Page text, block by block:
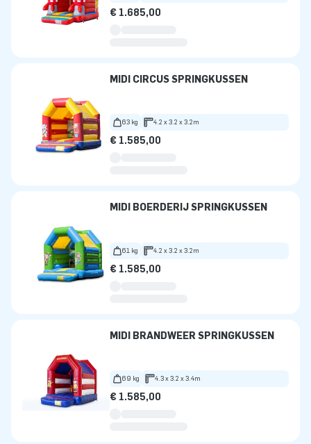
€ 1.685,00
MIDI CIRCUS SPRINGKUSSEN
63 kg 4.2 x 3.2 x 3.2m
€ 1.585,00
MIDI BOERDERIJ SPRINGKUSSEN
61 kg 4.2 x 3.2 x 3.2m
€ 1.585,00
MIDI BRANDWEER SPRINGKUSSEN
69 kg 4.3 x 3.2 x 3.4m
€ 1.585,00